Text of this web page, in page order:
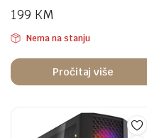
199 KM
Nema na stanju
Pročitaj više